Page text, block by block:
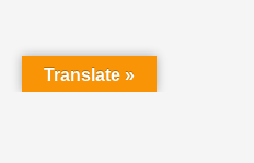
Translate »